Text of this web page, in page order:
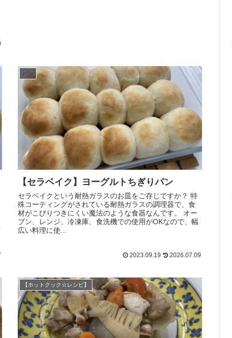
パン
【セラベイク】ヨーグルトちぎりパン
セラベイクという耐熱ガラスのお皿をご存じですか？ 特
殊コーティングがされている耐熱ガラスの調理器で、食
材がこびりつきにくい魔法のような食器なんです。 オー
ブン、レンジ、冷凍庫、食洗機での使用がOKなので、幅
広い料理に使...
2023.09.19 2026.07.09
【ホットクック☆レシピ】